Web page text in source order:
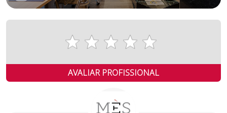
AVALIAR PROFISSIONAL